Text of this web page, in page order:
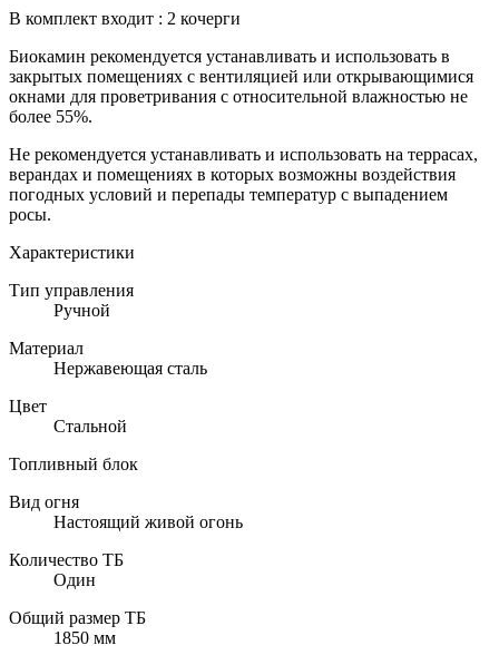
В комплект входит : 2 кочерги
Биокамин рекомендуется устанавливать и использовать в
закрытых помещениях с вентиляцией или открывающимися
окнами для проветривания с относительной влажностью не
более 55%.
Не рекомендуется устанавливать и использовать на террасах,
верандах и помещениях в которых возможны воздействия
погодных условий и перепады температур с выпадением
росы.
Характеристики
Тип управления
Ручной
Материал
Нержавеющая сталь
Цвет
Стальной
Топливный блок
Вид огня
Настоящий живой огонь
Количество ТБ
Один
Общий размер ТБ
1850 мм